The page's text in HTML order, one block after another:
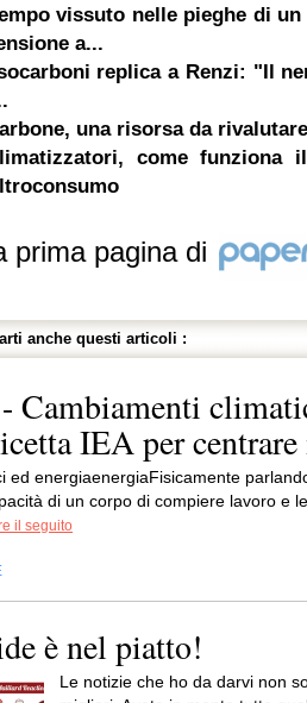
vissuto nelle pieghe di un
a...
replica a Renzi: "Il
una risorsa da rivalutare
come funziona
prima pagina di
anche questi articoli :
Cambiamenti
IEA per
ed energiaenergiaFisicamente
di un corpo di compiere lavoro e
il seguito
è nel piatto!
Le notizie che ho da darvi non